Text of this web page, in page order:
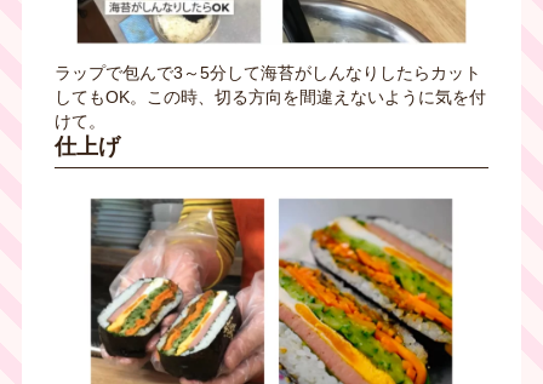
ラップで包んで3～5分して海苔がしんなりしたらカット
してもOK。この時、切る方向を間違えないように気を付
けて。
仕上げ